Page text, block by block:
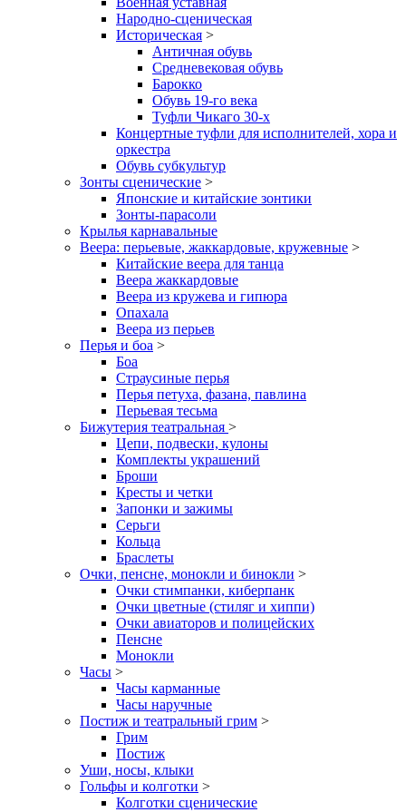
Народно-сценическая
Историческая >
Античная обувь
Средневековая обувь
Барокко
Обувь 19-го века
Туфли Чикаго 30-х
Концертные туфли для исполнителей, хора и
оркестра
Обувь субкультур
Зонты сценические >
Японские и китайские зонтики
Зонты-парасоли
Крылья карнавальные
Веера: перьевые, жаккардовые, кружевные >
Китайские веера для танца
Веера жаккардовые
Веера из кружева и гипюра
Опахала
Веера из перьев
Перья и боа >
Боа
Страусиные перья
Перья петуха, фазана, павлина
Перьевая тесьма
Бижутерия театральная >
Цепи, подвески, кулоны
Комплекты украшений
Броши
Кресты и четки
Запонки и зажимы
Серьги
Кольца
Браслеты
Очки, пенсне, монокли и бинокли >
Очки стимпанки, киберпанк
Очки цветные (стиляг и хиппи)
Очки авиаторов и полицейских
Пенсне
Монокли
Часы >
Часы карманные
Часы наручные
Постиж и театральный грим >
Грим
Постиж
Уши, носы, клыки
Гольфы и колготки >
Колготки сценические